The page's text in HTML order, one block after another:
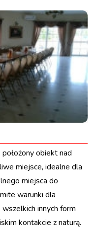
obiekt nad
miejsce, idealne dla
miejsca do
warunki dla
innych form
kontakcie z naturą.